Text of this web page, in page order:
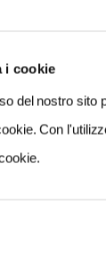
i cookie
del nostro sito
Con